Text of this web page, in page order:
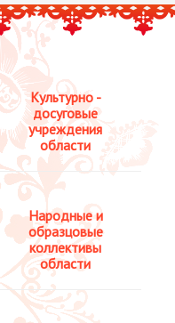
Культурно -
досуговые
учреждения
области
Народные и
образцовые
коллективы
области